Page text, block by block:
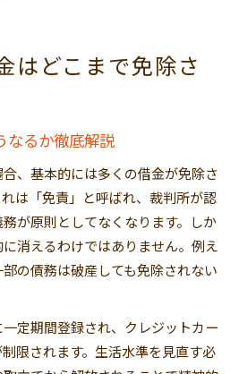
はどこまで免除さ
なるか徹底解説
、基本的には多くの借金が免除さ
は「免責」と呼ばれ、裁判所が認
が原則としてなくなります。しか
消えるわけではありません。例え
の債務は破産しても免除されない
定期間登録され、クレジットカー
限されます。生活水準を見直す必